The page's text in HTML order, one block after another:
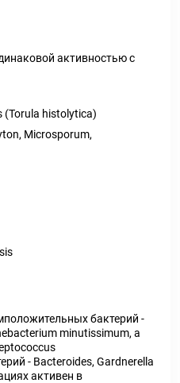
активностью с
(Torula histolytica)
Microsporum,
бактерий -
minutissimum, а
- Bacteroides, Gardnerella
активен в